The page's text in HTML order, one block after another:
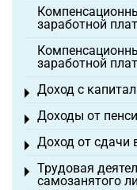
заработной
заработной
Доход с
Toggle menu
Доходы от
Toggle menu
Доход от сдачи
Toggle menu
Трудовая
самозанятого
Toggle menu